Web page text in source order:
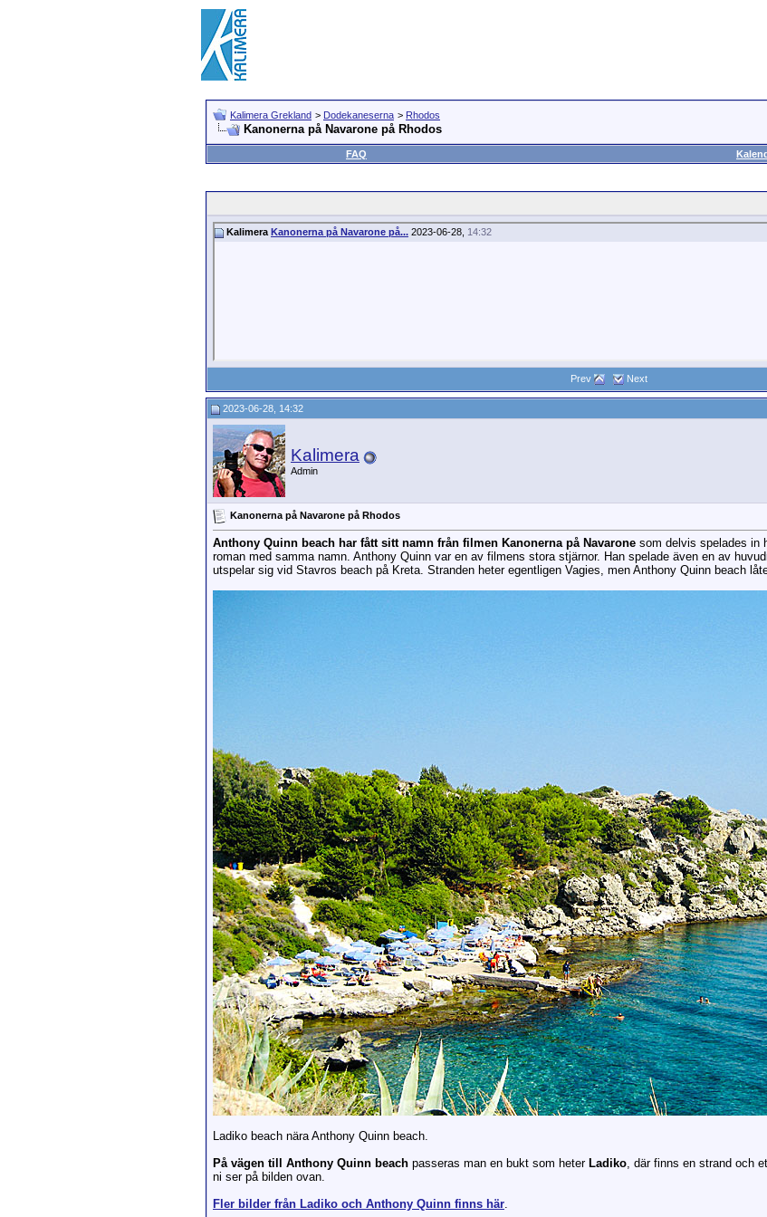
Kalimera Grekland > Dodekaneserna > Rhodos
Kanonerna på Navarone på Rhodos
FAQ
Kalimera Kanonerna på Navarone på... 2023-06-28, 14:32
Prev Next
2023-06-28, 14:32
Kalimera
Admin
Kanonerna på Navarone på Rhodos
Anthony Quinn beach har fått sitt namn från filmen Kanonerna på Navarone som delvis spelades in
roman med samma namn. Anthony Quinn var en av filmens stora stjärnor. Han spelade även en av
utspelar sig vid Stavros beach på Kreta. Stranden heter egentligen Vagies, men Anthony Quinn beach
Ladiko beach nära Anthony Quinn beach.
På vägen till Anthony Quinn beach passeras man en bukt som heter Ladiko, där finns en strand och
ni ser på bilden ovan.
Fler bilder från Ladiko och Anthony Quinn finns här.